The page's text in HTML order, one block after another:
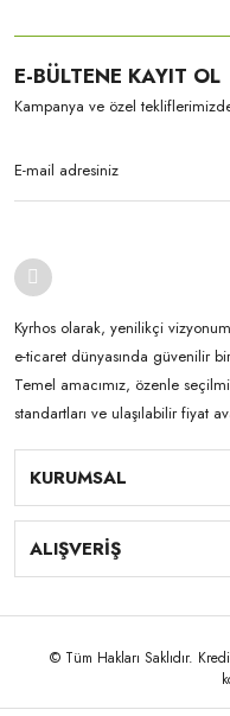
E-BÜLTENE KAYIT OL
Kampanya ve özel
Kyrhos olarak, yenilikçi
e-ticaret dünyasında güvenilir
Temel amacımız, özenle
standartları ve ulaşılabilir fiyat
KURUMSAL
ALIŞVERİŞ
© Tüm Hakları Saklıdır.